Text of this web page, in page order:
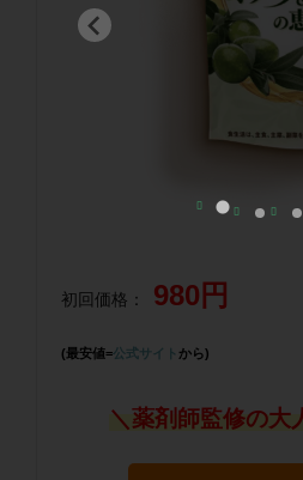
初回価格： 980円
(最安値=公式サイト から)
＼薬剤師監修の大